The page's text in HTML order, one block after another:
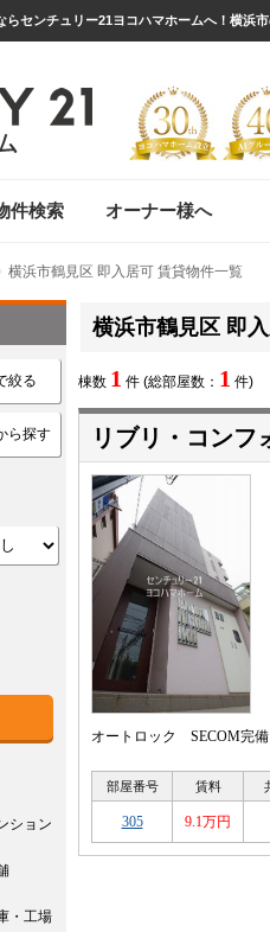
件検索 オーナー様へ
横浜市鶴見区 即入居可 賃貸物件一覧
横浜市鶴見区 即
棟数 1 件 (総部屋数： 1 件)
リブリ・コンフ
オートロック SECOM完
部屋番号 賃料
305 9.1万円
絞る
ら探す
ション
・工場